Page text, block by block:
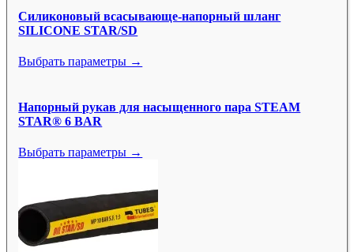
Силиконовый всасывающе-напорный шланг
SILICONE STAR/SD
Выбрать параметры →
Напорный рукав для насыщенного пара STEAM
STAR® 6 BAR
Выбрать параметры →